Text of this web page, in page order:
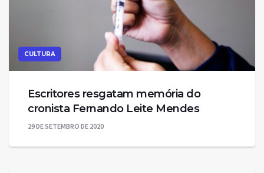
CULTURA
Escritores resgatam memória do
cronista Fernando Leite Mendes
29 DE SETEMBRO DE 2020